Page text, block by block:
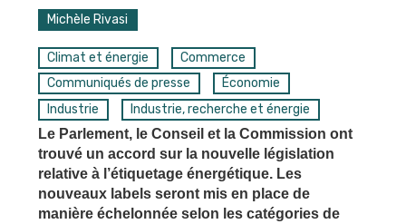
Michèle Rivasi
Climat et énergie
Commerce
Communiqués de presse
Économie
Industrie
Industrie, recherche et énergie
Le Parlement, le Conseil et la Commission ont
trouvé un accord sur la nouvelle législation
relative à l’étiquetage énergétique. Les
nouveaux labels seront mis en place de
manière échelonnée selon les catégories de